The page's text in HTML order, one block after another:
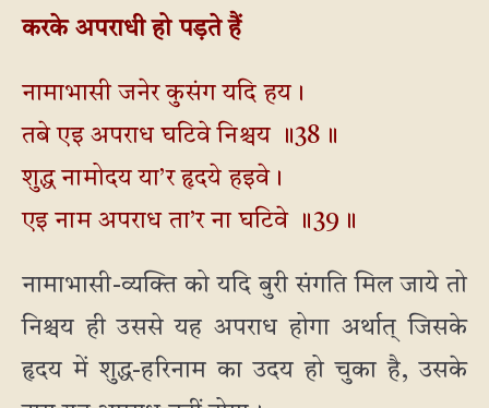
करके अपराधी हो पड़ते हैं
नामाभासी जनेर कुसंग यदि हय।
तबे एइ अपराध घटिवे निश्चय ॥38॥
शुद्ध नामोदय या’र हृदये हइवे।
एइ नाम अपराध ता’र ना घटिवे ॥39॥
नामाभासी-व्यक्ति को यदि बुरी संगति मिल जाये तो
निश्चय ही उससे यह अपराध होगा अर्थात् जिसके
हृदय में शुद्ध-हरिनाम का उदय हो चुका है, उसके